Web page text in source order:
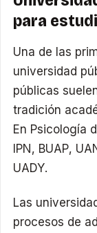
para
Una de las
universidad
públicas
tradición
En Psicología
IPN, BUAP,
UADY.
Las
procesos de